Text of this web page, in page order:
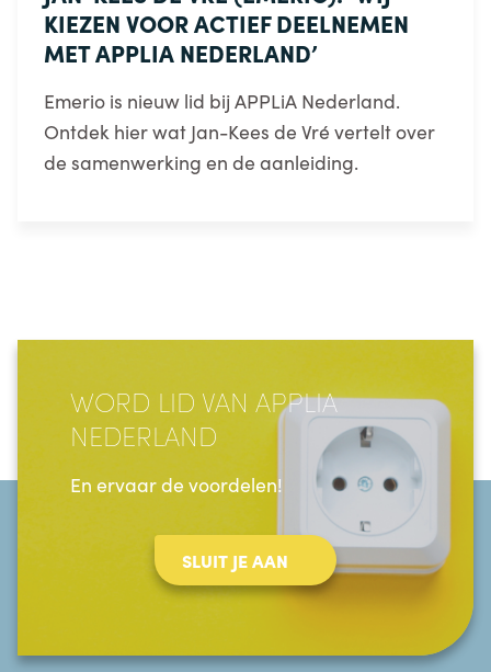
KIEZEN VOOR ACTIEF DEELNEMEN
MET APPLIA NEDERLAND’
Emerio is nieuw lid bij APPLiA Nederland.
Ontdek hier wat Jan-Kees de Vré vertelt over
de samenwerking en de aanleiding.
WORD LID VAN APPLIA
NEDERLAND
En ervaar de voordelen!
SLUIT JE AAN